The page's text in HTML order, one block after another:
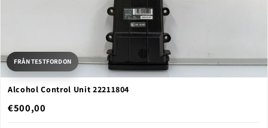
FRÅN TESTFORDON
Alcohol Control Unit 22211804
€500,00